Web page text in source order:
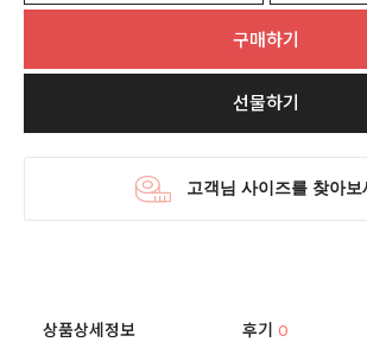
구매하기
선물하기
상품상세정보 후기0